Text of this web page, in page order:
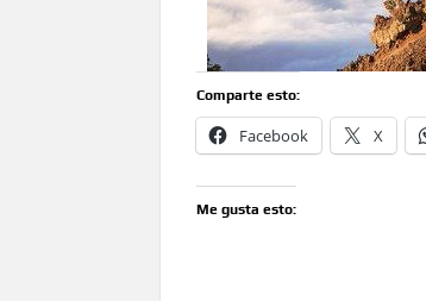
Comparte esto:
Facebook X
Me gusta esto: